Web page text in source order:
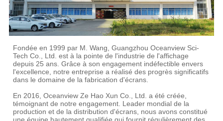
Fondée en 1999 par M. Wang, Guangzhou Oceanview Sci-
Tech Co., Ltd. est à la pointe de l'industrie de l'affichage
depuis 25 ans. Grâce à son engagement indéfectible envers
l'excellence, notre entreprise a réalisé des progrès significatifs
dans le domaine de la fabrication d'écrans.
En 2016, Oceanview Ze Hao Xun Co., Ltd. a été créée,
témoignant de notre engagement. Leader mondial de la
production et de la distribution d'écrans, nous avons constitué